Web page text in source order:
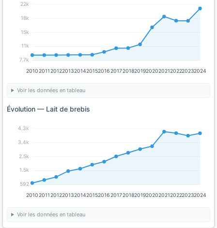
7.7k
11k
15k
18k
22k
201020112012201320142015201620172018201920202021202220232024
Voir les données en tableau
Évolution — Lait de brebis
592
1.5k
2.5k
3.4k
4.3k
201020112012201320142015201620172018201920202021202220232024
Voir les données en tableau